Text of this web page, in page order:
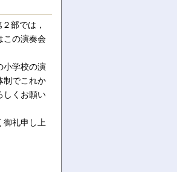
部では，
この演奏会
小学校の演
制でこれか
しくお願い
御礼申し上